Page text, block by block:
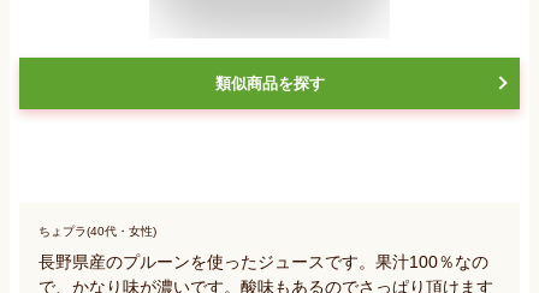
類似商品を探す
ちょプラ(40代・女性)
長野県産のプルーンを使ったジュースです。果汁100％なの
で、かなり味が濃いです。酸味もあるのでさっぱり頂けます